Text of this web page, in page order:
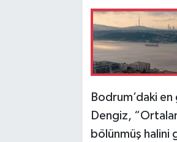
Bodrum’daki
Dengiz,
bölünmüş halini